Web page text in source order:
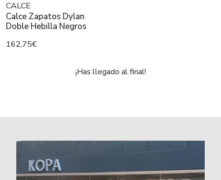
CALCE
Calce Zapatos Dylan
Doble Hebilla Negros
162,75€
¡Has llegado al final!